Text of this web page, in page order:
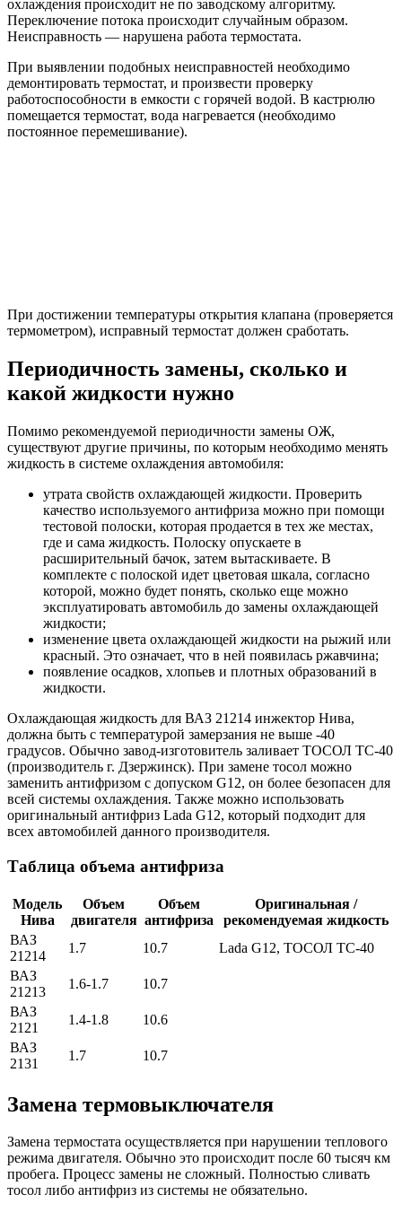
охлаждения происходит не по заводскому алгоритму.
Переключение потока происходит случайным образом.
Неисправность — нарушена работа термостата.
При выявлении подобных неисправностей необходимо
демонтировать термостат, и произвести проверку
работоспособности в емкости с горячей водой. В кастрюлю
помещается термостат, вода нагревается (необходимо
постоянное перемешивание).
При достижении температуры открытия клапана (проверяется
термометром), исправный термостат должен сработать.
Периодичность замены, сколько и
какой жидкости нужно
Помимо рекомендуемой периодичности замены ОЖ,
существуют другие причины, по которым необходимо менять
жидкость в системе охлаждения автомобиля:
утрата свойств охлаждающей жидкости. Проверить
качество используемого антифриза можно при помощи
тестовой полоски, которая продается в тех же местах,
где и сама жидкость. Полоску опускаете в
расширительный бачок, затем вытаскиваете. В
комплекте с полоской идет цветовая шкала, согласно
которой, можно будет понять, сколько еще можно
эксплуатировать автомобиль до замены охлаждающей
жидкости;
изменение цвета охлаждающей жидкости на рыжий или
красный. Это означает, что в ней появилась ржавчина;
появление осадков, хлопьев и плотных образований в
жидкости.
Охлаждающая жидкость для ВАЗ 21214 инжектор Нива,
должна быть с температурой замерзания не выше -40
градусов. Обычно завод-изготовитель заливает ТОСОЛ ТС-40
(производитель г. Дзержинск). При замене тосол можно
заменить антифризом с допуском G12, он более безопасен для
всей системы охлаждения. Также можно использовать
оригинальный антифриз Lada G12, который подходит для
всех автомобилей данного производителя.
Таблица объема антифриза
Модель
Нива
Объем
двигателя
Объем
антифриза
Оригинальная /
рекомендуемая жидкость
ВАЗ
21214
1.7 10.7
Lada G12, ТОСОЛ ТС-40
ВАЗ
21213
1.6-1.7
10.7
ВАЗ
2121
1.4-1.8
10.6
ВАЗ
2131
1.7 10.7
Замена термовыключателя
Замена термостата осуществляется при нарушении теплового
режима двигателя. Обычно это происходит после 60 тысяч км
пробега. Процесс замены не сложный. Полностью сливать
тосол либо антифриз из системы не обязательно.